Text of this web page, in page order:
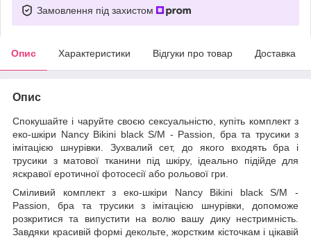
Замовлення під захистом
Опис Характеристики Відгуки про товар Доставка
Опис
Спокушайте і чаруйте своєю сексуальністю, купіть комплект з
еко-шкіри Nancy Bikini black S/M - Passion, бра та трусики з
імітацією шнурівки. Зухвалий сет, до якого входять бра і
трусики з матової тканини під шкіру, ідеально підійде для
яскравої еротичної фотосесії або рольової гри.
Сміливий комплект з еко-шкіри Nancy Bikini black S/M -
Passion, бра та трусики з імітацією шнурівки, допоможе
розкритися та випустити на волю вашу дику нестримність.
Завдяки красивій формі декольте, жорстким кісточкам і цікавій